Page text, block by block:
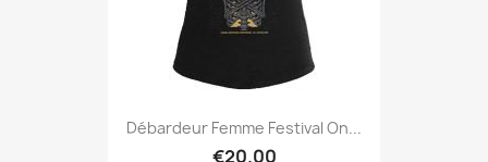
Débardeur Femme Festival On...
€20.00